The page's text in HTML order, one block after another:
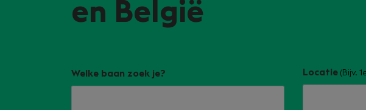
en België
Welke baan zoek je? Locatie (Bijv.